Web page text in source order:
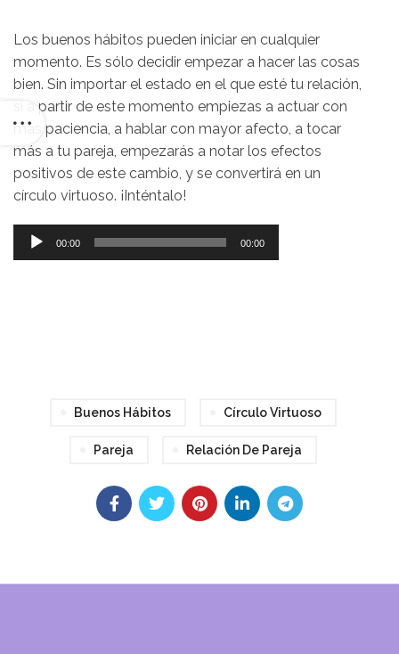
Los buenos hábitos pueden iniciar en cualquier
momento. Es sólo decidir empezar a hacer las cosas
bien. Sin importar el estado en el que esté tu relación,
si a partir de este momento empiezas a actuar con
más paciencia, a hablar con mayor afecto, a tocar
más a tu pareja, empezarás a notar los efectos
positivos de este cambio, y se convertirá en un
círculo virtuoso. ¡Inténtalo!
Reproductor
de
00:00 00:00
Buenos Hábitos Círculo Virtuoso
Pareja Relación De Pareja